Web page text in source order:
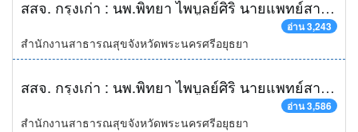
สสจ. กรุงเก่า : นพ.พิทยา ไพบูลย์ศิริ นายแพทย์สาธารณสุขจังหวัดพระนครศรีอยุธยา พร้อมผู้บริหารระดับสูงในสังกัดสำนักงานสาธารณสุขจังหวัดพระนครศรีอยุธยา เข้าร่วมแสดงความยินดีแก่ นายสืบศักดิ์ เอี่ยมวิจารณ์ ในโอกาสเดินทางมารับตำแหน่งรองผู้ว่าราชการจังหวัดพระนครศรีอยุธยา ณ ศูนย์ราชการจังหวัดพระนครศรีอยุธยา
อ่าน 3,243
สำนักงานสาธารณสุขจังหวัดพระนครศรีอยุธยา
สสจ. กรุงเก่า : นพ.พิทยา ไพบูลย์ศิริ นายแพทย์สาธารณสุขจังหวัดพระนครศรีอยุธยา พร้อมคณะผู้บริหารระดับสูงในสังกัดสำนักงานสาธารณสุขจังหวัดพระนครศรีอยุธยา ให้การต้อนรับ นายสืบศักดิ์ เอี่ยมวิจารณ์ รองผู้ว่าราชการจังหวัดพระนครศรีอยุธยา ในโอกาสเป็นประธานในพิธีเปิด "โครงการคัดกรองมะเร็งเต้านมโดยเครื่องเอ็กซเรย์เต้านตมเคลื่อนที่เฉลิมพระเกียรติ สมเด็จพระบรมโอรสาธิราชฯ สยามมกุฎราชกุมาร ในวโรกาสที่เจริญพระชนมายุครบ 5 รอบ ณ หอประชุม มหาวิทยาลัยเทคโนโลยีราชมงคลสุวรรณภูมิ (หันตรา)
อ่าน 3,586
สำนักงานสาธารณสุขจังหวัดพระนครศรีอยุธยา